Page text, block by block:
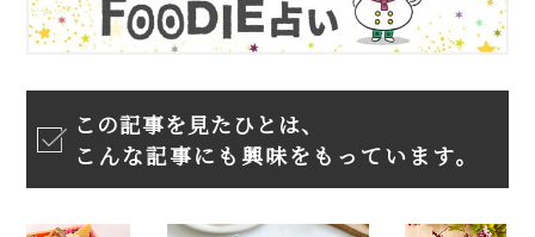
この記事を見たひとは、
こんな記事にも興味をもっています。